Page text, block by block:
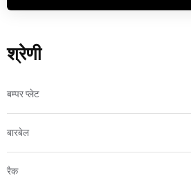
श्रेणी
बम्पर प्लेट
बारबेल
रैक